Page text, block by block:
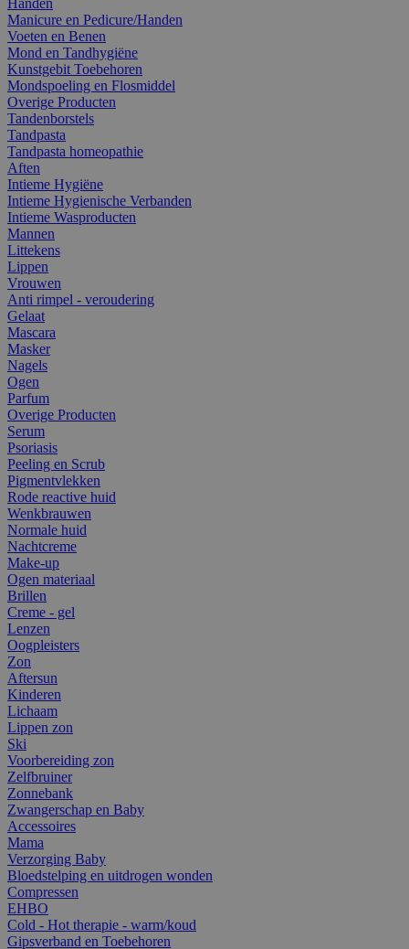
Manicure en Pedicure/Handen
Voeten en Benen
Mond en Tandhygiëne
Kunstgebit Toebehoren
Mondspoeling en Flosmiddel
Overige Producten
Tandenborstels
Tandpasta
Tandpasta homeopathie
Aften
Intieme Hygiëne
Intieme Hygienische Verbanden
Intieme Wasproducten
Mannen
Littekens
Lippen
Vrouwen
Anti rimpel - veroudering
Gelaat
Mascara
Masker
Nagels
Ogen
Parfum
Overige Producten
Serum
Psoriasis
Peeling en Scrub
Pigmentvlekken
Rode reactive huid
Wenkbrauwen
Normale huid
Nachtcreme
Make-up
Ogen materiaal
Brillen
Creme - gel
Lenzen
Oogpleisters
Zon
Aftersun
Kinderen
Lichaam
Lippen zon
Ski
Voorbereiding zon
Zelfbruiner
Zonnebank
Zwangerschap en Baby
Accessoires
Mama
Verzorging Baby
Bloedstelping en uitdrogen wonden
Compressen
EHBO
Cold - Hot therapie - warm/koud
Gipsverband en Toebehoren